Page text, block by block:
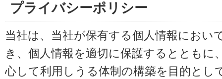
プライバシーポリシー
当社は、当社が保有する個人情報におい
き、個人情報を適切に保護するとともに
心して利用しうる体制の構築を目的とし